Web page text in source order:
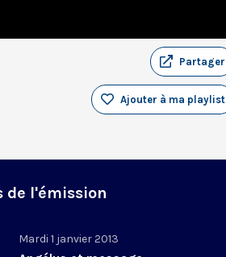
Partager
Ajouter à ma playlist
de l'émission
Mardi 1 janvier 2013